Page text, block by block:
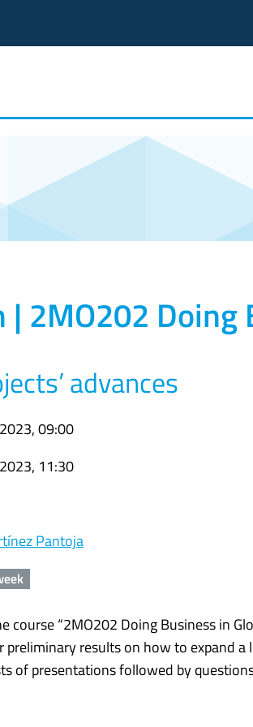
2MO202 Doing
advances
09:00
11:30
Pantoja
“2MO202 Doing Business in
results on how to expand a
of presentations followed by